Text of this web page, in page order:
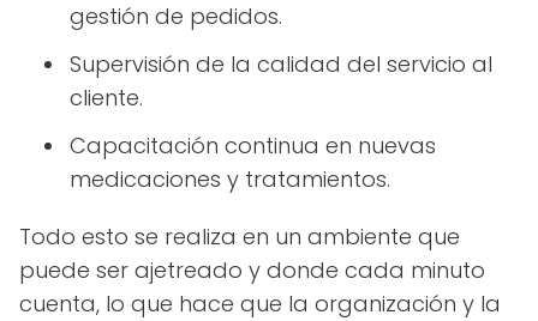
gestión de pedidos.
Supervisión de la calidad del servicio al
cliente.
Capacitación continua en nuevas
medicaciones y tratamientos.
Todo esto se realiza en un ambiente que
puede ser ajetreado y donde cada minuto
cuenta, lo que hace que la organización y la